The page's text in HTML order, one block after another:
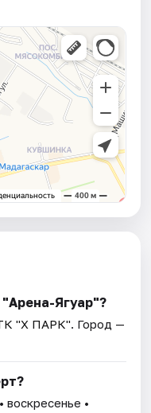
Ягуар"?
"Х ПАРК". Город —
• воскресенье •